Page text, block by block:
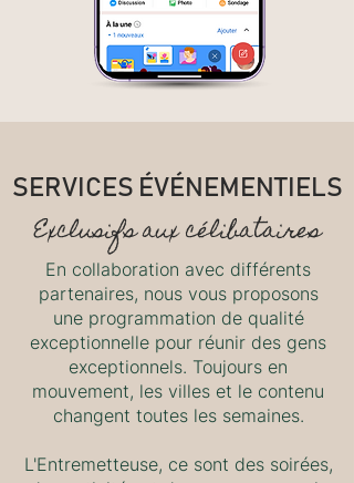
SERVICES ÉVÉNEMENTIELS
Exclusifs aux célibataires
En collaboration avec différents
partenaires, nous vous proposons
une programmation de qualité
exceptionnelle pour réunir des gens
exceptionnels. Toujours en
mouvement, les villes et le contenu
changent toutes les semaines.
L'Entremetteuse, ce sont des soirées,